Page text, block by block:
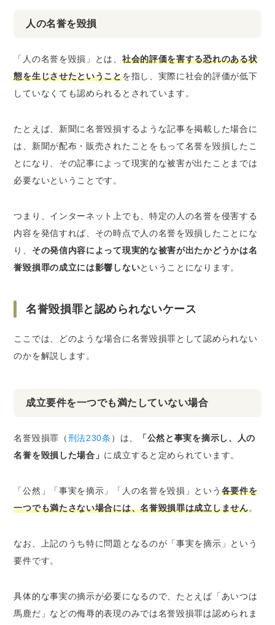
人の名誉を毀損
「人の名誉を毀損」とは、 社会的評価を害する恐れのある状
態を生じさせたということを指し、実際に社会的評価が低下
していなくても認められるとされています。
たとえば、新聞に名誉毀損するような記事を掲載した場合に
は、新聞が配布・販売されたことをもって名誉を毀損したこ
とになり、その記事によって現実的な被害が出たことまでは
必要ないということです。
つまり、インターネット上でも、特定の人の名誉を侵害する
内容を発信すれば、その時点で人の名誉を毀損したことにな
り、 その発信内容によって現実的な被害が出たかどうかは名
誉毀損罪の成立には影響しないということになります。
名誉毀損罪と認められないケース
ここでは、どのような場合に名誉毀損罪として認められない
のかを解説します。
成立要件を一つでも満たしていない場合
名誉毀損罪（刑法230条 ）は、
「公然と事実を摘示し、人の
名誉を毀損した場合」 に成立すると定められています。
「公然」「事実を摘示」「人の名誉を毀損」という 各要件を
一つでも満たさない場合には、名誉毀損罪は成立しません。
なお、上記のうち特に問題となるのが「事実を摘示」という
要件です。
具体的な事実の摘示が必要になるので、たとえば「あいつは
馬鹿だ」などの侮辱的表現のみでは名誉毀損罪は認められま